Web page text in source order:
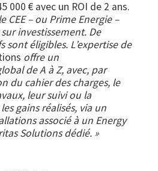
000 € avec un ROI de 2 ans.
CEE – ou Prime Energie –
investissement. De
sont éligibles. L’expertise de
offre un
de A à Z, avec, par
du cahier des charges, le
leur suivi ou la
gains réalisés, via un
associé à un Energy
Solutions dédié. »